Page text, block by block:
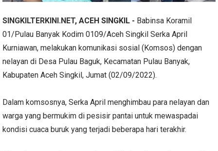
SINGKILTERKINI.NET, ACEH SINGKIL - Babinsa Koramil
01/Pulau Banyak Kodim 0109/Aceh Singkil Serka April
Kurniawan, melakukan komunikasi sosial (Komsos) dengan
nelayan di Desa Pulau Baguk, Kecamatan Pulau Banyak,
Kabupaten Aceh Singkil, Jumat (02/09/2022).
Dalam komsosnya, Serka April menghimbau para nelayan dan
warga yang bermukim di pesisir pantai untuk mewaspadai
kondisi cuaca buruk yang terjadi beberapa hari terakhir.